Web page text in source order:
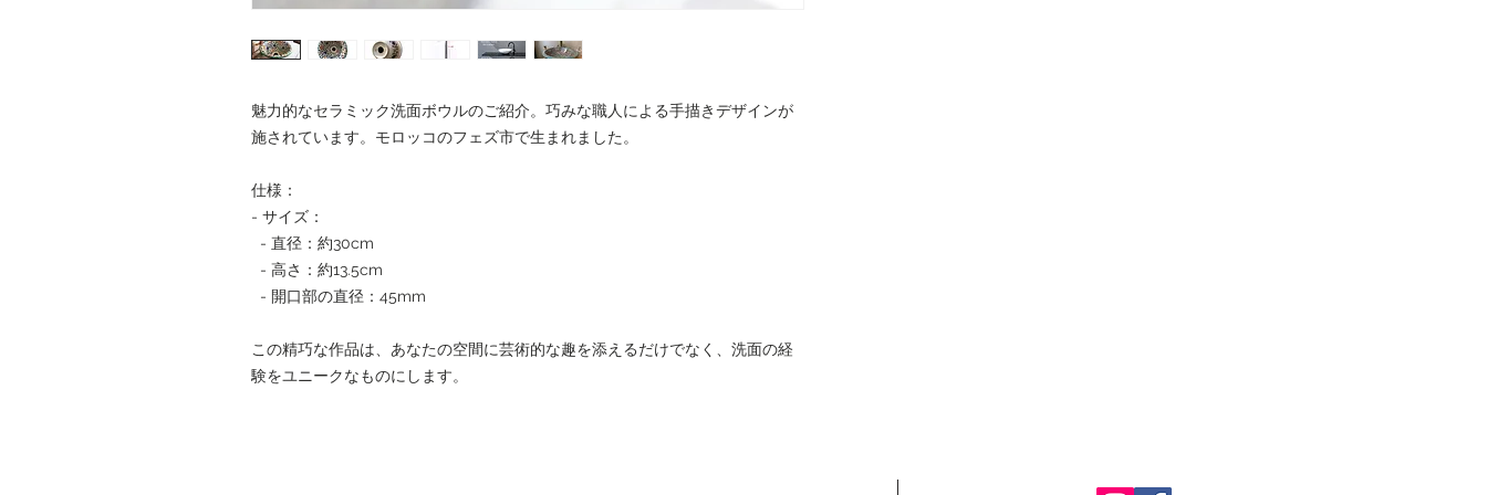
魅力的なセラミック洗面ボウルのご紹介。巧みな職人による手描きデザインが
施されています。モロッコのフェズ市で生まれました。
仕様：
- サイズ：
- 直径：約30cm
- 高さ：約13.5cm
- 開口部の直径：45mm
この精巧な作品は、あなたの空間に芸術的な趣を添えるだけでなく、洗面の経
験をユニークなものにします。